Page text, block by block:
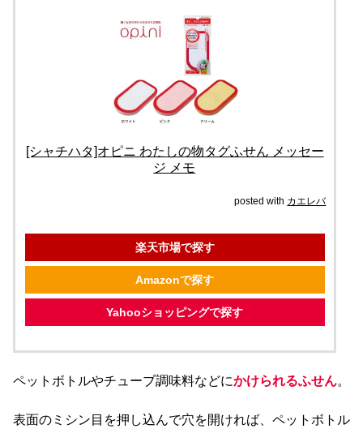
[シャチハタ]オピニ わたしの物タグふせん メッセー
ジ メモ
posted with カエレバ
楽天市場で探す
Amazonで探す
Yahooショッピングで探す
ペットボトルやチューブ調味料などにかけられるふせん。
表面のミシン目を押し込んで穴を開ければ、ペットボトル